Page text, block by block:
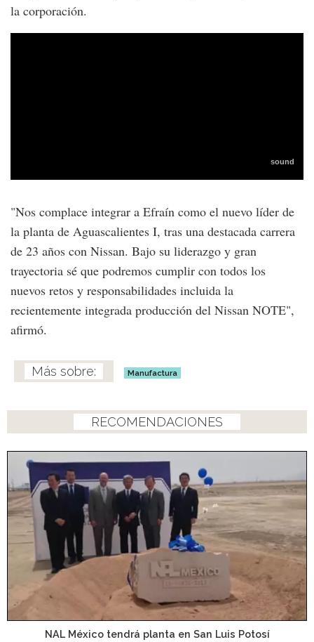
la corporación.
"Nos complace integrar a Efraín como el nuevo líder de
la planta de Aguascalientes I, tras una destacada carrera
de 23 años con Nissan. Bajo su liderazgo y gran
trayectoria sé que podremos cumplir con todos los
nuevos retos y responsabilidades incluida la
recientemente integrada producción del Nissan NOTE",
afirmó.
Manufactura
RECOMENDACIONES
NAL México tendrá planta en San Luis Potosí